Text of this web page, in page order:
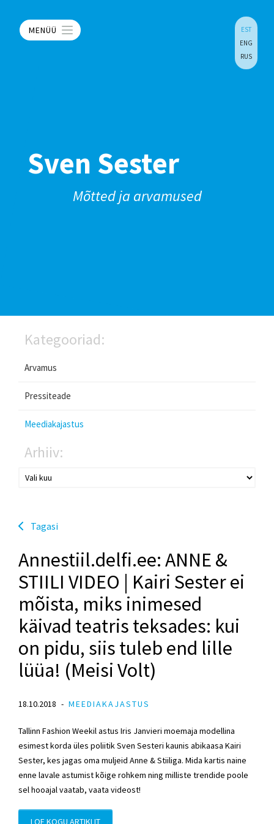
MENÜÜ
EST
ENG
RUS
Sven Sester
Mõtted ja arvamused
Kategooriad:
Arvamus
Pressiteade
Meediakajastus
Arhiiv:
Tagasi
Annestiil.delfi.ee: ANNE &
STIILI VIDEO | Kairi Sester ei
mõista, miks inimesed
käivad teatris teksades: kui
on pidu, siis tuleb end lille
lüüa! (Meisi Volt)
18.10.2018 MEEDIAKAJASTUS
Tallinn Fashion Weekil astus Iris Janvieri moemaja modellina
esimest korda üles poliitik Sven Sesteri kaunis abikaasa Kairi
Sester, kes jagas oma muljeid Anne & Stiiliga. Mida kartis naine
enne lavale astumist kõige rohkem ning milliste trendide poole
sel hooajal vaatab, vaata videost!
LOE KOGU ARTIKLIT